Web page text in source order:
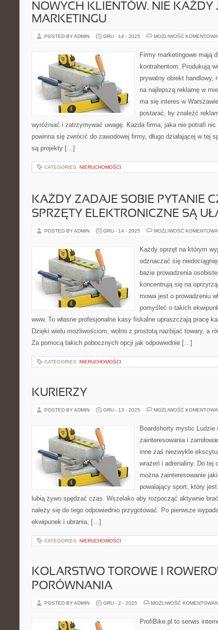
NOWYCH KLIENTÓW. NIE KAŻDY
MARKETINGU
POSTED BY ADMIN GRU - 14 - 2025 MOŻLIWOŚĆ
Firmy marketingowe mają
kontrahentom. Produkują
prywatny obiekt handlowy,
na najlepszą reklamę w
ma się interes w
postarać, by znaleźć
wyróżniać i zatrzymywać uwagę. Każda firma, jaka nie potrafi
powinna się zwrócić do zawodowej firmy, długo działającej w tej
są projekty […]
CATEGORIES: NIERUCHOMOŚCI
KAŻDY ZADAJE SOBIE PYTANIE
SPRZĘTY ELEKTRONICZNE SĄ
POSTED BY ADMIN GRU - 14 - 2025 MOŻLIWOŚĆ
Każdy sprzęt na którym
odznaczać się
bazie prowadzenia
koncentrują się na
mowa jest o prowadzeniu
pomyśleć o takich
www. To własne profesjonalne kasy fiskalne upraszczają pracę
Dzięki wielu możliwościom, wolno z prostotą nazbijać towary, a
Za pomocą takich pobocznych opcji jak odpowiednie […]
CATEGORIES: NIERUCHOMOŚCI
KURIERZY
POSTED BY ADMIN GRU - 13 - 2025 MOŻLIWOŚĆ
Boardshorty mystic Ludzie
zainteresowania i
inne zaś niezwykle
wrażeń i adrenaliny. Do tej
można zainteresowanie
powalający sport, który
lubią żywo spędzać czas. Wszelako aby rozpocząć aktywnie
należy się do tego odpowiednio przygotować. Po pierwsze
ekwipunek i ubrania, […]
CATEGORIES: NIERUCHOMOŚCI
KOLARSTWO TOROWE I
PORÓWNANIA
POSTED BY ADMIN GRU - 2 - 2025 MOŻLIWOŚĆ
ProfiBike.pl to serwis